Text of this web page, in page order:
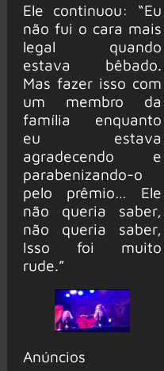
Ele continuou: “Eu
não fui o cara mais
legal quando
estava bêbado.
Mas fazer isso com
um membro da
família enquanto
eu estava
agradecendo e
parabenizando-o
pelo prêmio… Ele
não queria saber,
não queria saber,
Isso foi muito
rude.”
Anúncios